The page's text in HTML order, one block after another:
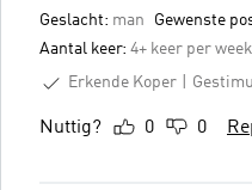
Geslacht: man Gewenste
Aantal keer: 4+ keer per week
Erkende Koper
Nuttig? 0 0